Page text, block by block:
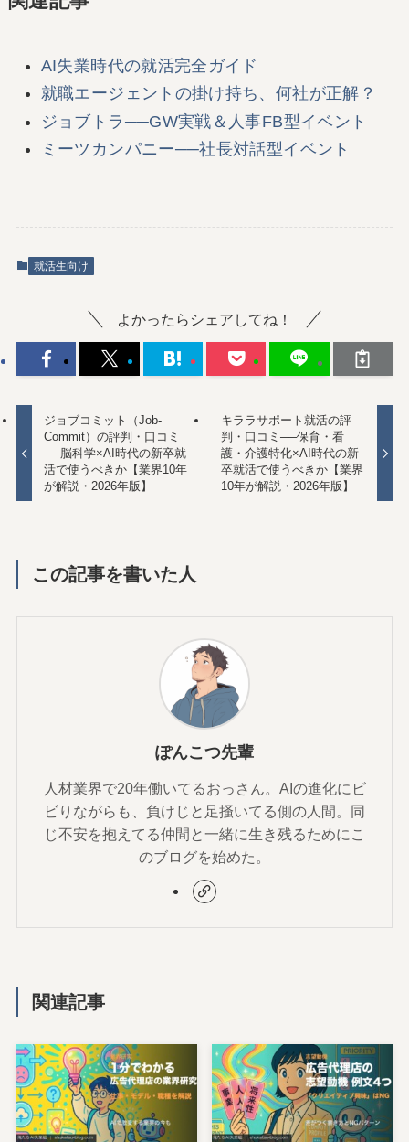
AI失業時代の就活完全ガイド
就職エージェントの掛け持ち、何社が正解？
ジョブトラ──GW実戦＆人事FB型イベント
ミーツカンパニー──社長対話型イベント
就活生向け
よかったらシェアしてね！
ジョブコミット（Job-
Commit）の評判・口コミ
──脳科学×AI時代の新卒就
活で使うべきか【業界10年
が解説・2026年版】
キララサポート就活の評
判・口コミ──保育・看
護・介護特化×AI時代の新
卒就活で使うべきか【業界
10年が解説・2026年版】
この記事を書いた人
ぽんこつ先輩
人材業界で20年働いてるおっさん。AIの進化にビ
ビりながらも、負けじと足掻いてる側の人間。同
じ不安を抱えてる仲間と一緒に生き残るためにこ
のブログを始めた。
関連記事